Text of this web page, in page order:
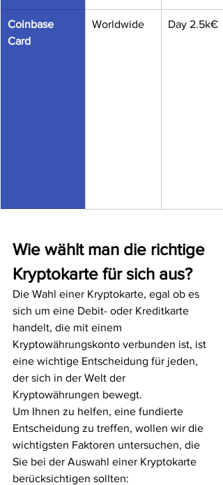
Coinbase
Card
Worldwide Day 2.5k€
Wie wählt man die richtige
Kryptokarte für sich aus?
Die Wahl einer Kryptokarte, egal ob es
sich um eine Debit- oder Kreditkarte
handelt, die mit einem
Kryptowährungskonto verbunden ist, ist
eine wichtige Entscheidung für jeden,
der sich in der Welt der
Kryptowährungen bewegt.
Um Ihnen zu helfen, eine fundierte
Entscheidung zu treffen, wollen wir die
wichtigsten Faktoren untersuchen, die
Sie bei der Auswahl einer Kryptokarte
berücksichtigen sollten: